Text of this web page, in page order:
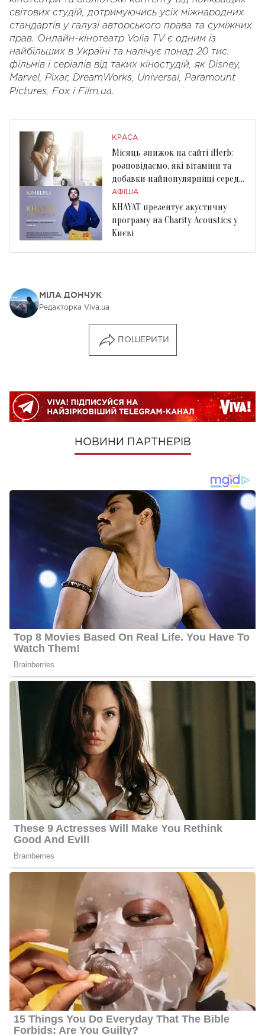
світових студій, дотримуючись усіх міжнародних
стандартів у галузі авторського права та суміжних
прав. Онлайн-кінотеатр Volia TV є одним із
найбільших в Україні та налічує понад 20 тис.
фільмів і серіалів від таких кіностудій, як Disney,
Marvel, Pixar, DreamWorks, Universal, Paramount
Pictures, Fox і Film.ua.
КРАСА
Місяць знижок на сайті iHerb:
розповідаємо, які вітаміни та
добавки найпопулярніші серед
українців
АФІША
KHAYAT презентує акустичну
програму на Charity Acoustics у
Києві
МІЛА ДОНЧУК
Редакторка Viva.ua
ПОШЕРИТИ
НОВИНИ ПАРТНЕРІВ